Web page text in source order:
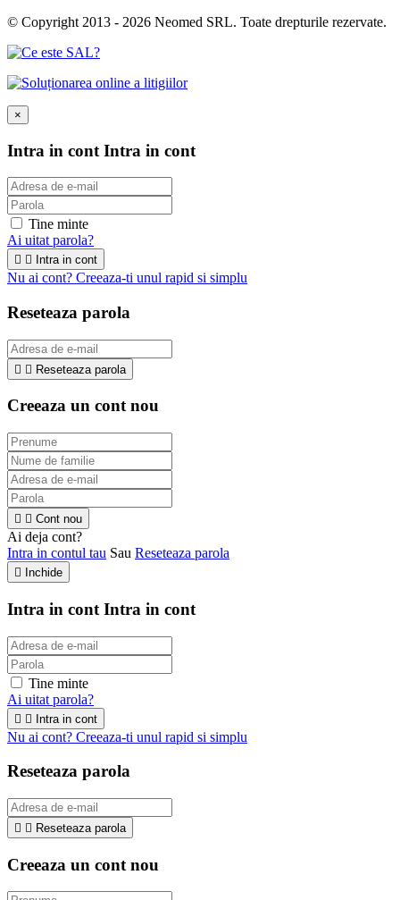
© Copyright 2013 - 2026 Neomed SRL. Toate drepturile rezervate.
×
Intra in cont Intra in cont
Tine minte
Ai uitat parola?
  Intra in cont
Nu ai cont? Creeaza-ti unul rapid si simplu
Reseteaza parola
  Reseteaza parola
Creeaza un cont nou
  Cont nou
Ai deja cont?
Intra in contul tau Sau Reseteaza parola
 Inchide
Intra in cont Intra in cont
Tine minte
Ai uitat parola?
  Intra in cont
Nu ai cont? Creeaza-ti unul rapid si simplu
Reseteaza parola
  Reseteaza parola
Creeaza un cont nou